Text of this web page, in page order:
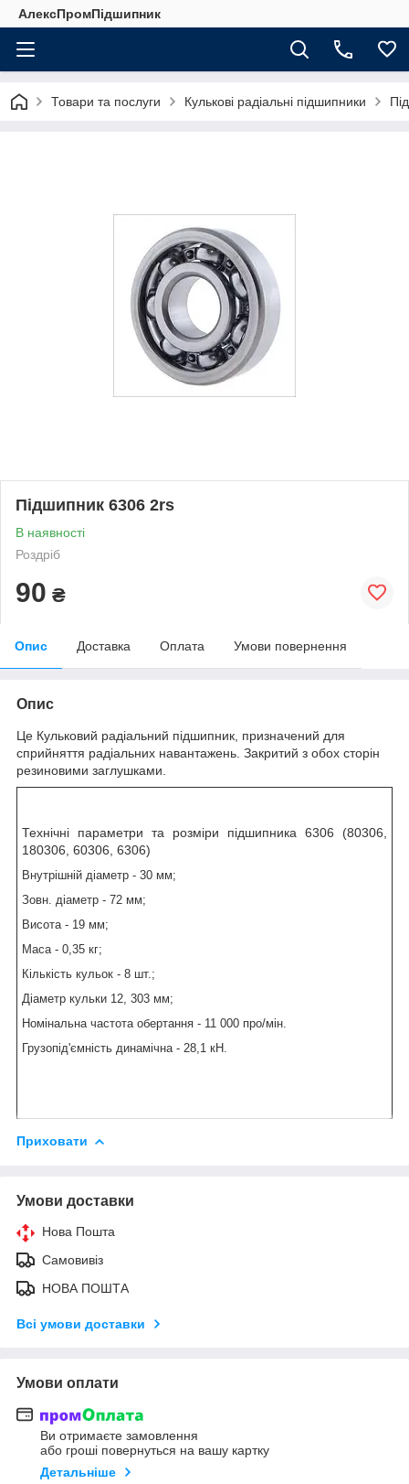
АлексПромПідшипник
Товари та послуги Кулькові радіальні підшипники
Підшипник 6306 2rs
В наявності
Роздріб
90 ₴
Опис Доставка Оплата Умови повернення
Опис
Це Кульковий радіальний підшипник, призначений для
сприйняття радіальних навантажень. Закритий з обох сторін
резиновими заглушками.
Технічні параметри та розміри підшипника 6306 (80306,
180306, 60306, 6306)
Внутрішній діаметр - 30 мм;
Зовн. діаметр - 72 мм;
Висота - 19 мм;
Маса - 0,35 кг;
Кількість кульок - 8 шт.;
Діаметр кульки 12, 303 мм;
Номінальна частота обертання - 11 000 про/мін.
Грузопід'ємність динамічна - 28,1 кН.
Приховати
Умови доставки
Нова Пошта
Самовивіз
НОВА ПОШТА
Всі умови доставки
Умови оплати
Ви отримаєте замовлення
або гроші повернуться на вашу картку
Детальніше